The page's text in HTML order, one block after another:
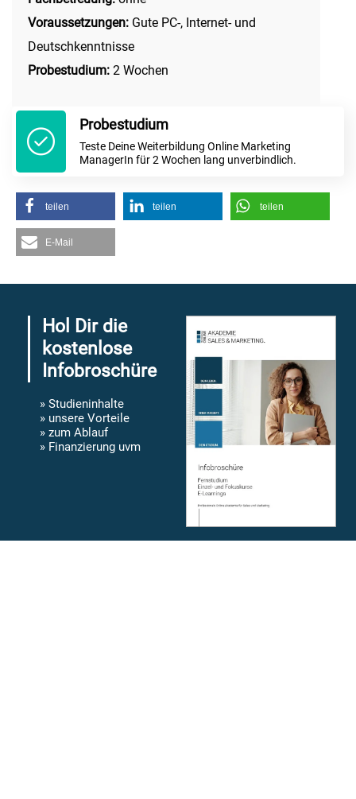
Voraussetzungen: Gute PC-, Internet- und
Deutschkenntnisse
Probestudium: 2 Wochen
Probestudium
Teste Deine Weiterbildung Online Marketing
ManagerIn für 2 Wochen lang unverbindlich.
teilen teilen teilen
E-Mail
Hol Dir die
kostenlose
Infobroschüre
» Studieninhalte
» unsere Vorteile
» zum Ablauf
» Finanzierung uvm